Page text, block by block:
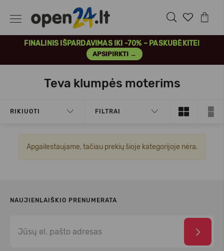
FINALINIS IŠPARDAVIMAS IKI -70% – PASKUBĖKITE!
APSIPIRKTI →
Teva klumpės moterims
RIKIUOTI FILTRAI
Apgailestaujame, tačiau prekių šioje kategorijoje nėra.
NAUJIENLAIŠKIO PRENUMERATA